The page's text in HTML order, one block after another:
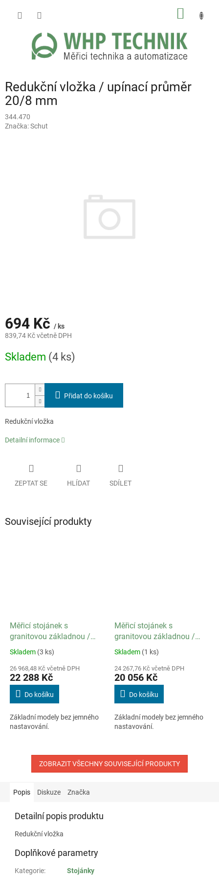
Redukční vložka / upínací průměr
20/8 mm
344.470
Značka:Schut
694 Kč / ks
839,74 Kč včetně DPH
cena:
Skladem (4 ks)
Přidat do košíku
Redukční vložka
Detailní informace
ZEPTAT SE HLÍDAT SDÍLET
Související produkty
Měřicí stojánek s
granitovou základnou /
efektivní délka ramene 167
mm / upínací průměr 32
mm
Skladem (3 ks)
26 968,48 Kč včetně DPH
22 288 Kč
Do košíku
Základní modely bez jemného
nastavování.
Měřicí stojánek s
granitovou základnou /
efektivní délka ramene 167
mm / upínací průměr 20
mm
Skladem (1 ks)
24 267,76 Kč včetně DPH
20 056 Kč
Do košíku
Základní modely bez jemného
nastavování.
ZOBRAZIT VŠECHNY SOUVISEJÍCÍ PRODUKTY
Popis Diskuze Značka
Detailní popis produktu
Redukční vložka
Doplňkové parametry
Kategorie:
Stojánky